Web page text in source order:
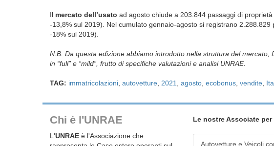
Il mercato dell’usato ad agosto chiude a 203.844 passaggi di
-13,8% sul 2019). Nel cumulato gennaio-agosto si registrano
-18% sul 2019).
N.B. Da questa edizione abbiamo introdotto nella struttura del mercato,
in “full” e “mild”, frutto di specifiche valutazioni e analisi UNRAE.
TAG: immatricolazioni autovetture 2021 agosto ecobonus vendite
Chi è l'UNRAE
L'UNRAE è l'Associazione che
Le nostre Associate per
Autovetture e Veicoli